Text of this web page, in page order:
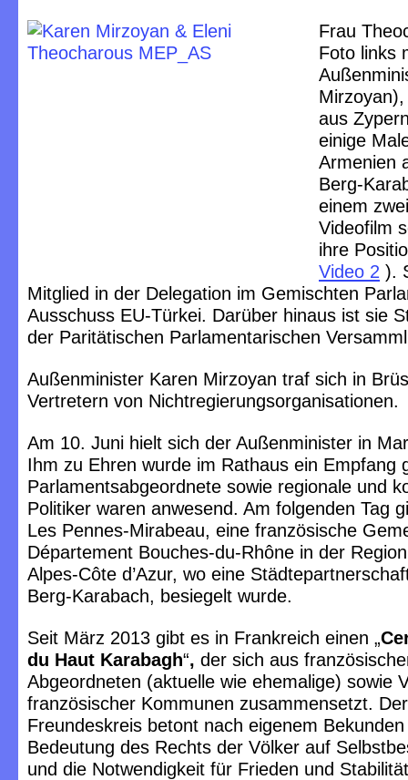
Frau
Foto links
aus
einige
Armenien
Berg-
einem
Videofilm
ihre
Video 2 ).
Mitglied in der Delegation im Gemischten
Ausschuss EU-Türkei. Darüber hinaus ist sie
der Paritätischen Parlamentarischen
Außenminister Karen Mirzoyan traf sich in
Vertretern von Nichtregierungsorganisationen.
Am 10. Juni hielt sich der Außenminister in
Ihm zu Ehren wurde im Rathaus ein Empfang
Parlamentsabgeordnete sowie regionale und
Politiker waren anwesend. Am folgenden Tag
Les Pennes-Mirabeau, eine französische
Département Bouches-du-Rhône in der
Alpes-Côte d’Azur, wo eine
Berg-Karabach, besiegelt wurde.
Seit März 2013 gibt es in Frankreich einen „
du Haut Karabagh“, der sich aus
Abgeordneten (aktuelle wie ehemalige) sowie
französischer Kommunen zusammensetzt. Der
Freundeskreis betont nach eigenem Bekunden
Bedeutung des Rechts der Völker auf
und die Notwendigkeit für Frieden und